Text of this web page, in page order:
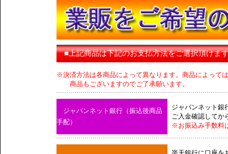
■上記商品は下記のお支払方法をご選択頂けま
※決済方法は各商品によって異なります。商品によって
商品もございますのでご了承願います。
ジャパンネット銀行（振込後商品
手配）
ジャパンネット銀
ご入金確認してか
※お振込み手数料